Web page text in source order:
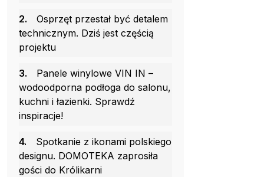
2.
Osprzęt przestał być detalem
technicznym. Dziś jest częścią
projektu
3.
Panele winylowe VIN IN –
wodoodporna podłoga do salonu,
kuchni i łazienki. Sprawdź
inspiracje!
4.
Spotkanie z ikonami polskiego
designu. DOMOTEKA zaprosiła
gości do Królikarni